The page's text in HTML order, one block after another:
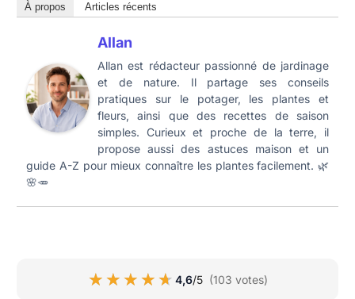
À propos Articles récents
Allan
Allan est rédacteur passionné de jardinage
et de nature. Il partage ses conseils
pratiques sur le potager, les plantes et
fleurs, ainsi que des recettes de saison
simples. Curieux et proche de la terre, il
propose aussi des astuces maison et un
guide A-Z pour mieux connaître les plantes facilement. 🌿
🌸🥕
★★★★★
★★★★★ 4,6/5 (103 votes)